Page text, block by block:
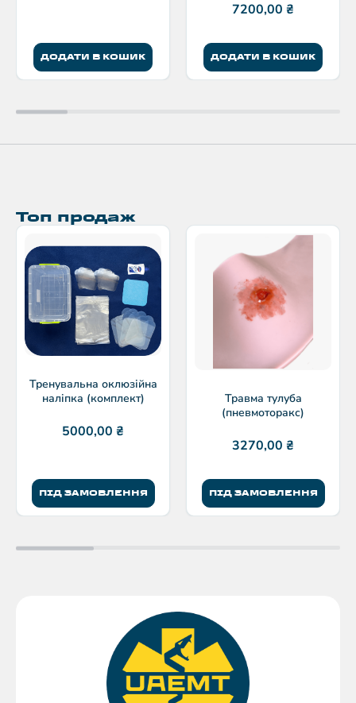
ДОДАТИ В КОШИК
7200,00 ₴
ДОДАТИ В КОШИК
Топ продаж
Тренувальна оклюзійна
наліпка (комплект)
5000,00 ₴
ПІД ЗАМОВЛЕННЯ
Травма тулуба
(пневмоторакс)
3270,00 ₴
ПІД ЗАМОВЛЕННЯ